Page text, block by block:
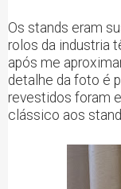
Os stands eram
rolos da industria
após me
detalhe da foto é
revestidos foram
clássico aos